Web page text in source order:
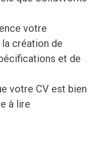
votre
création de
et de
votre CV est bien
à lire